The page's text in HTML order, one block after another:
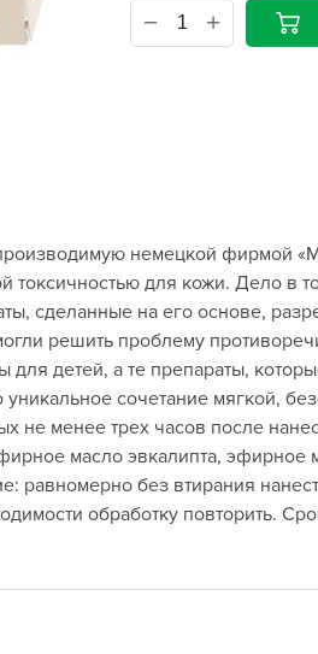
немецкой фирмой
для кожи. Дело в
сделанные на его основе,
решить проблему
детей, а те препараты,
сочетание мягкой,
не менее трех часов после
масло эвкалипта, эфирное
равномерно без втирания
обработку повторить.